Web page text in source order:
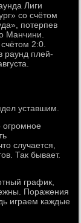
Лиги
со счётом
потерпев
Манчини.
2:0.
раунд плей-
уставшим.
огромное
случается,
Так бывает.
график,
Поражения
играем каждые